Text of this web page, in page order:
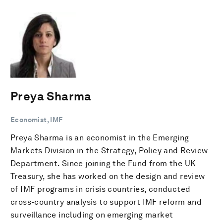
Preya Sharma
Economist, IMF
Preya Sharma is an economist in the Emerging
Markets Division in the Strategy, Policy and Review
Department. Since joining the Fund from the UK
Treasury, she has worked on the design and review
of IMF programs in crisis countries, conducted
cross-country analysis to support IMF reform and
surveillance including on emerging market